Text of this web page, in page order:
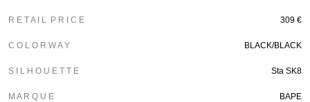
R E T A I L P R I C E 309 €
C O L O R W A Y BLACK/BLACK
S I L H O U E T T E Sta SK8
M A R Q U E BAPE